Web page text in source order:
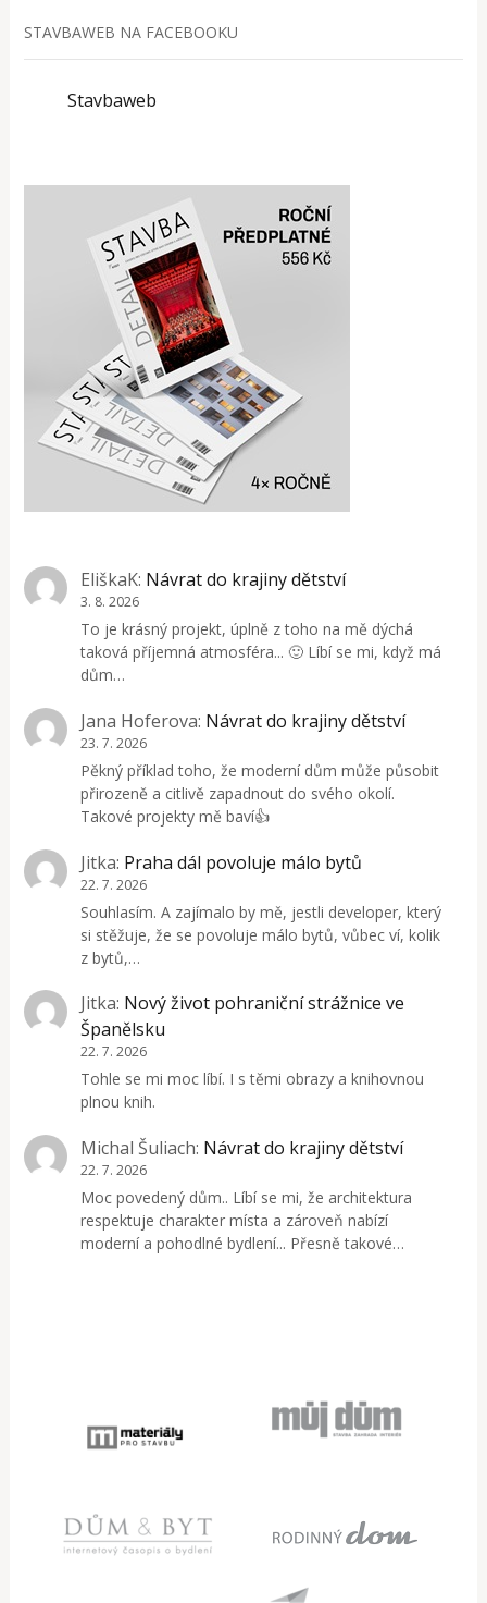
STAVBAWEB NA FACEBOOKU
Stavbaweb
EliškaK: Návrat do krajiny dětství
3. 8. 2026
To je krásný projekt, úplně z toho na mě dýchá
taková příjemná atmosféra... 🙂 Líbí se mi, když má
dům…
Jana Hoferova: Návrat do krajiny dětství
23. 7. 2026
Pěkný příklad toho, že moderní dům může působit
přirozeně a citlivě zapadnout do svého okolí.
Takové projekty mě baví👍
Jitka: Praha dál povoluje málo bytů
22. 7. 2026
Souhlasím. A zajímalo by mě, jestli developer, který
si stěžuje, že se povoluje málo bytů, vůbec ví, kolik
z bytů,…
Jitka: Nový život pohraniční strážnice ve
Španělsku
22. 7. 2026
Tohle se mi moc líbí. I s těmi obrazy a knihovnou
plnou knih.
Michal Šuliach: Návrat do krajiny dětství
22. 7. 2026
Moc povedený dům.. Líbí se mi, že architektura
respektuje charakter místa a zároveň nabízí
moderní a pohodlné bydlení... Přesně takové…